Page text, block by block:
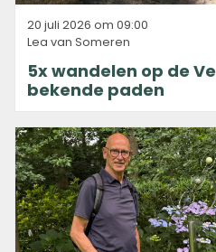
20 juli 2026 om 09:00
Lea van Someren
5x wandelen op de
bekende paden